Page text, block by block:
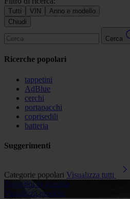
Tutti VIN
Anno e modello
Chiudi
Cerca
Ricerche popolari
tappetini
AdBlue
cerchi
portapacchi
coprisedili
batteria
Suggerimenti
Categorie popolari Visualizza tutti
Tappetini in gomma
Visualizza prodotti